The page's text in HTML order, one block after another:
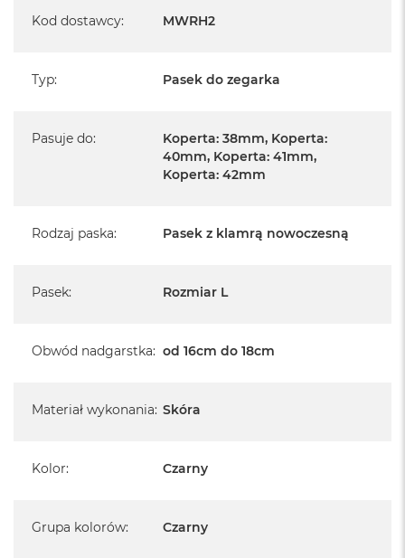
Kod dostawcy: MWRH2
Typ: Pasek do zegarka
Pasuje do:
Koperta: 38mm, Koperta:
40mm, Koperta: 41mm,
Koperta: 42mm
Rodzaj paska: Pasek z klamrą nowoczesną
Pasek: Rozmiar L
Obwód nadgarstka: od 16cm do 18cm
Materiał wykonania: Skóra
Kolor: Czarny
Grupa kolorów: Czarny